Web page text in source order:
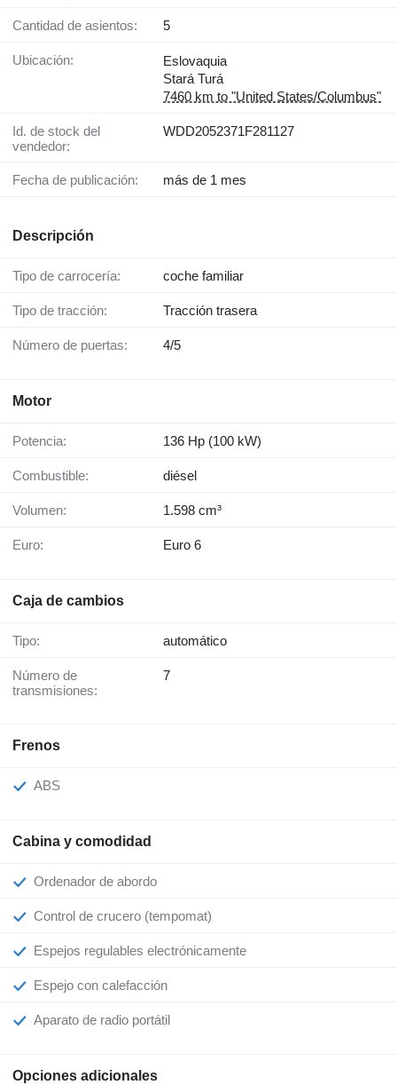
Cantidad de asientos: 5
Ubicación:
Eslovaquia
Stará Turá
7460 km to "United States/Columbus"
Id. de stock del
vendedor:
WDD2052371F281127
Fecha de publicación: más de 1 mes
Descripción
Tipo de carrocería: coche familiar
Tipo de tracción: Tracción trasera
Número de puertas: 4/5
Motor
Potencia: 136 Hp (100 kW)
Combustible: diésel
Volumen: 1.598 cm³
Euro: Euro 6
Caja de cambios
Tipo: automático
Número de
transmisiones:
7
Frenos
ABS
Cabina y comodidad
Ordenador de abordo
Control de crucero (tempomat)
Espejos regulables electrónicamente
Espejo con calefacción
Aparato de radio portátil
Opciones adicionales